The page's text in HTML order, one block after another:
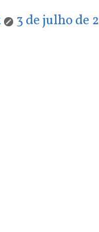
3 de julho de